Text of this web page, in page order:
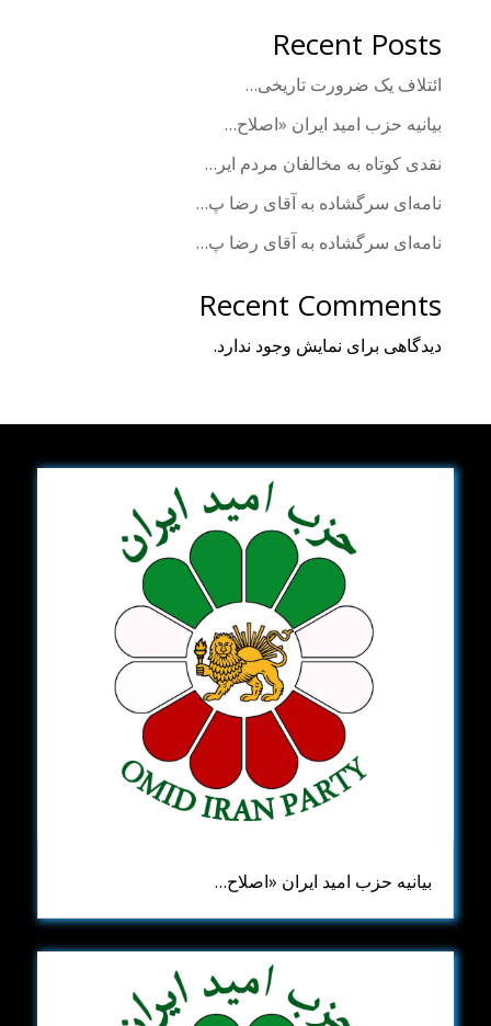
Recent Posts
ائتلاف یک ضرورت تاریخی…
بیانیه حزب امید ایران ​«اصلاح‌…
نقدی کوتاه به مخالفان مردم ایر…
‏نامه‌ای سرگشاده به آقای رضا پ…
‏نامه‌ای سرگشاده به آقای رضا پ…
Recent Comments
دیدگاهی برای نمایش وجود ندارد.
بیانیه حزب امید ایران ​«اصلاح‌…